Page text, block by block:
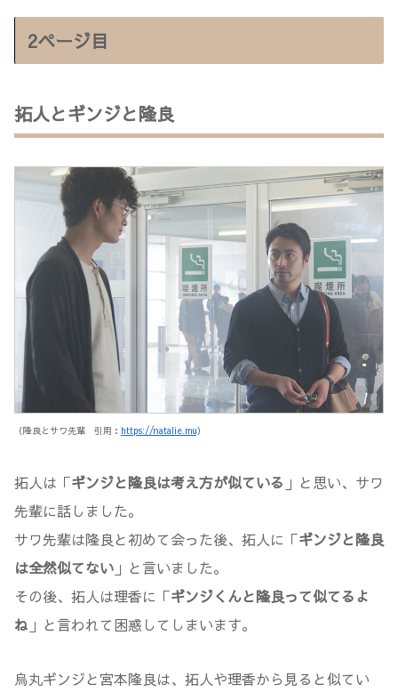
2ページ目
拓人とギンジと隆良
（隆良とサワ先輩 引用： https://natalie.mu）
拓人は「ギンジと隆良は考え方が似ている 」と思い、サワ
先輩に話しました。
サワ先輩は隆良と初めて会った後、拓人に「ギンジと隆良
は全然似てない 」と言いました。
その後、拓人は理香に「ギンジくんと隆良って似てるよ
ね 」と言われて困惑してしまいます。
烏丸ギンジと宮本隆良は、拓人や理香から見ると似てい